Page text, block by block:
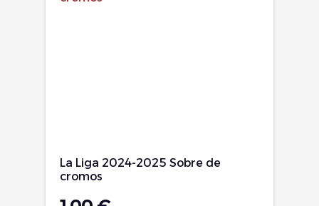
La Liga 2024-2025 Sobre de
cromos